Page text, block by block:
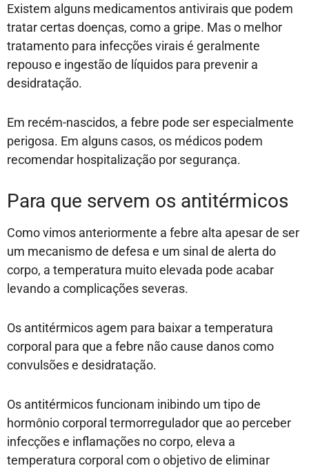
Existem alguns medicamentos antivirais que podem
tratar certas doenças, como a gripe. Mas o melhor
tratamento para infecções virais é geralmente
repouso e ingestão de líquidos para prevenir a
desidratação.
Em recém-nascidos, a febre pode ser especialmente
perigosa. Em alguns casos, os médicos podem
recomendar hospitalização por segurança.
Para que servem os antitérmicos
Como vimos anteriormente a febre alta apesar de ser
um mecanismo de defesa e um sinal de alerta do
corpo, a temperatura muito elevada pode acabar
levando a complicações severas.
Os antitérmicos agem para baixar a temperatura
corporal para que a febre não cause danos como
convulsões e desidratação.
Os antitérmicos funcionam inibindo um tipo de
hormônio corporal termorregulador que ao perceber
infecções e inflamações no corpo, eleva a
temperatura corporal com o objetivo de eliminar